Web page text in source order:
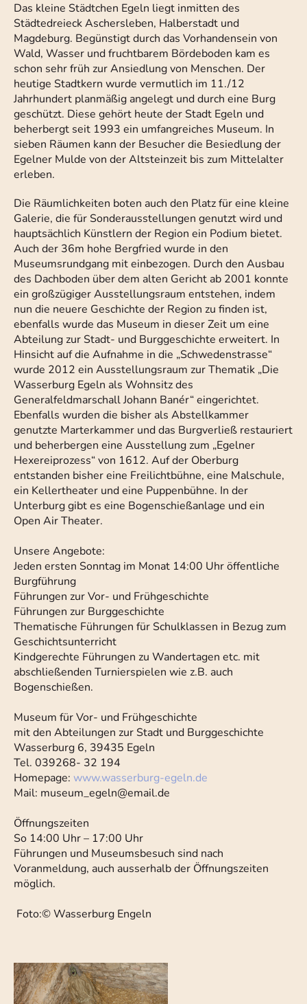
Das kleine Städtchen Egeln liegt inmitten des
Städtedreieck Aschersleben, Halberstadt und
Magdeburg. Begünstigt durch das Vorhandensein von
Wald, Wasser und fruchtbarem Bördeboden kam es
schon sehr früh zur Ansiedlung von Menschen. Der
heutige Stadtkern wurde vermutlich im 11./12
Jahrhundert planmäßig angelegt und durch eine Burg
geschützt. Diese gehört heute der Stadt Egeln und
beherbergt seit 1993 ein umfangreiches Museum. In
sieben Räumen kann der Besucher die Besiedlung der
Egelner Mulde von der Altsteinzeit bis zum Mittelalter
erleben.
Die Räumlichkeiten boten auch den Platz für eine kleine
Galerie, die für Sonderausstellungen genutzt wird und
hauptsächlich Künstlern der Region ein Podium bietet.
Auch der 36m hohe Bergfried wurde in den
Museumsrundgang mit einbezogen. Durch den Ausbau
des Dachboden über dem alten Gericht ab 2001 konnte
ein großzügiger Ausstellungsraum entstehen, indem
nun die neuere Geschichte der Region zu finden ist,
ebenfalls wurde das Museum in dieser Zeit um eine
Abteilung zur Stadt- und Burggeschichte erweitert. In
Hinsicht auf die Aufnahme in die „Schwedenstrasse“
wurde 2012 ein Ausstellungsraum zur Thematik „Die
Wasserburg Egeln als Wohnsitz des
Generalfeldmarschall Johann Banér“ eingerichtet.
Ebenfalls wurden die bisher als Abstellkammer
genutzte Marterkammer und das Burgverließ restauriert
und beherbergen eine Ausstellung zum „Egelner
Hexereiprozess“ von 1612. Auf der Oberburg
entstanden bisher eine Freilichtbühne, eine Malschule,
ein Kellertheater und eine Puppenbühne. In der
Unterburg gibt es eine Bogenschießanlage und ein
Open Air Theater.
Unsere Angebote:
Jeden ersten Sonntag im Monat 14:00 Uhr öffentliche
Burgführung
Führungen zur Vor- und Frühgeschichte
Führungen zur Burggeschichte
Thematische Führungen für Schulklassen in Bezug zum
Geschichtsunterricht
Kindgerechte Führungen zu Wandertagen etc. mit
abschließenden Turnierspielen wie z.B. auch
Bogenschießen.
Museum für Vor- und Frühgeschichte
mit den Abteilungen zur Stadt und Burggeschichte
Wasserburg 6, 39435 Egeln
Tel. 039268- 32 194
Homepage: www.wasserburg-egeln.de
Mail: museum_egeln@email.de
Öffnungszeiten
So 14:00 Uhr – 17:00 Uhr
Führungen und Museumsbesuch sind nach
Voranmeldung, auch ausserhalb der Öffnungszeiten
möglich.
Foto:© Wasserburg Engeln